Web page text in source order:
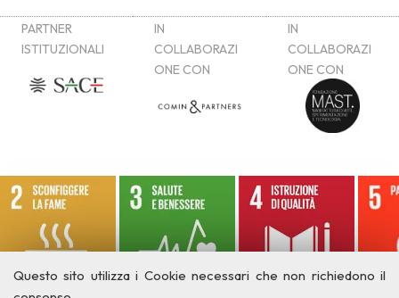
Questo sito utilizza i Cookie necessari che non richiedono il